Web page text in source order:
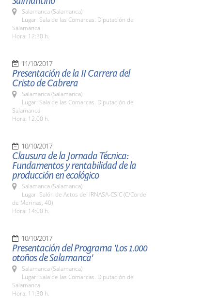
Salamanca (Salamanca)
Lugar: Sala de las Comarcas. Diputación de
Salamanca
Hora: 12:30 h.
11/10/2017
Presentación de la II Carrera del
Cristo de Cabrera
Salamanca (Salamanca)
Lugar: Sala de las Comarcas. Diputación de
Salamanca
Hora: 12.00 h.
10/10/2017
Clausura de la Jornada Técnica:
Fundamentos y rentabilidad de la
producción en ecológico
Salamanca (Salamanca)
Lugar: Salón de Actos del IRNASA-CSIC (C/Cordel
de Merinas, 40)
Hora: 14:00 h.
10/10/2017
Presentación del Programa 'Los 1.000
otoños de Salamanca'
Salamanca (Salamanca)
Lugar: Sala de las Comarcas. Diputación de
Salamanca
Hora: 11:30 h.